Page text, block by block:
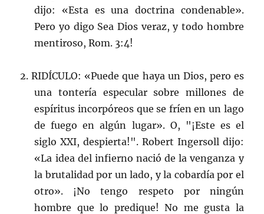
dijo: «Esta es una doctrina condenable».
Pero yo digo Sea Dios veraz, y todo hombre
mentiroso, Rom. 3:4!
2. RIDÍCULO: «Puede que haya un Dios, pero es
una tontería especular sobre millones de
espíritus incorpóreos que se fríen en un lago
de fuego en algún lugar». O, "¡Este es el
siglo XXI, despierta!". Robert Ingersoll dijo:
«La idea del infierno nació de la venganza y
la brutalidad por un lado, y la cobardía por el
otro». ¡No tengo respeto por ningún
hombre que lo predique! No me gusta la